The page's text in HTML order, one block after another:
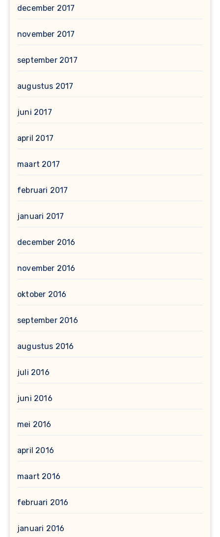
december 2017
november 2017
september 2017
augustus 2017
juni 2017
april 2017
maart 2017
februari 2017
januari 2017
december 2016
november 2016
oktober 2016
september 2016
augustus 2016
juli 2016
juni 2016
mei 2016
april 2016
maart 2016
februari 2016
januari 2016